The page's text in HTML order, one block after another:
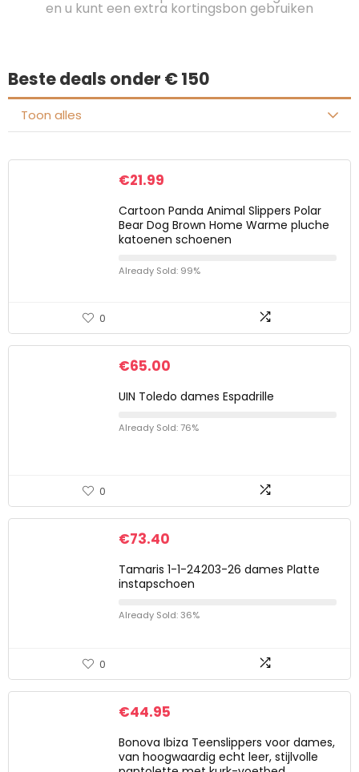
en u kunt een extra kortingsbon gebruiken
Beste deals onder € 150
Toon alles
€21.99
Cartoon Panda Animal Slippers Polar
Bear Dog Brown Home Warme pluche
katoenen schoenen
Already Sold: 99%
0
€65.00
UIN Toledo dames Espadrille
Already Sold: 76%
0
€73.40
Tamaris 1-1-24203-26 dames Platte
instapschoen
Already Sold: 36%
0
€44.95
Bonova Ibiza Teenslippers voor dames,
van hoogwaardig echt leer, stijlvolle